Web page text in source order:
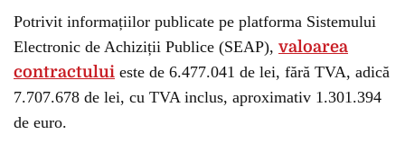
Potrivit informațiilor publicate pe platforma Sistemului
Electronic de Achiziții Publice (SEAP), valoarea
contractului este de 6.477.041 de lei, fără TVA, adică
7.707.678 de lei, cu TVA inclus, aproximativ 1.301.394
de euro.